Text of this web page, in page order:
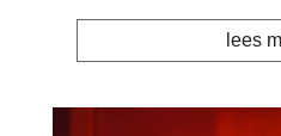
lees